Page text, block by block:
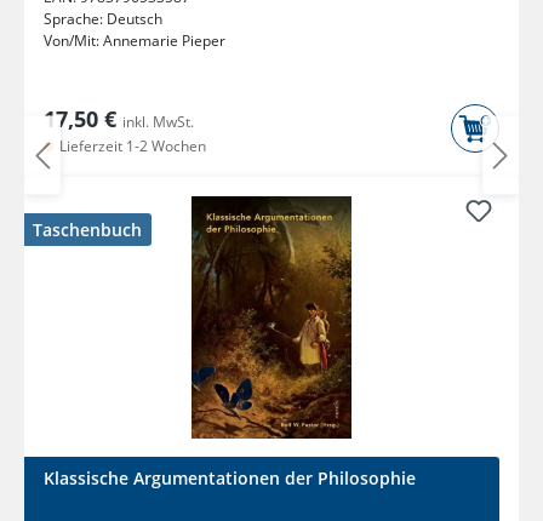
Sprache: Deutsch
Von/Mit:Annemarie Pieper
17,50 € inkl. MwSt.
Lieferzeit 1-2 Wochen
Taschenbuch
Klassische Argumentationen der Philosophie